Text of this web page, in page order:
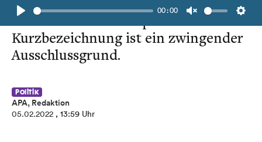
Play
00:00
Unmute
Bindestrich statt verpflichtender
Kurzbezeichnung ist ein zwingender
Ausschlussgrund.
Politik
APA, Redaktion
05.02.2022 , 13:59 Uhr